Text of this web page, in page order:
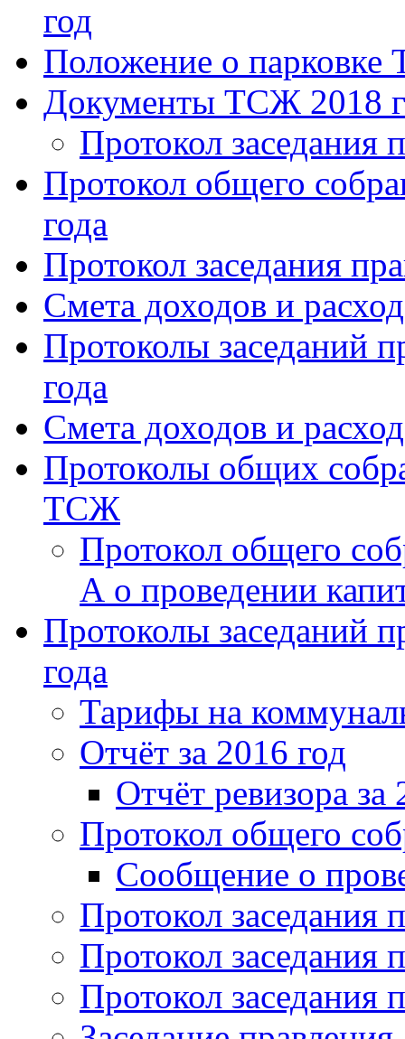
год
Положение о парковке
Документы ТСЖ 2018
Протокол заседания
Протокол общего
года
Протокол заседания
Смета доходов и
Протоколы заседаний
года
Смета доходов и
Протоколы общих
ТСЖ
Протокол общего
А о проведении
Протоколы заседаний
года
Тарифы на
Отчёт за 2016 год
Отчёт ревизора за
Протокол общего
Сообщение о
Протокол заседания
Протокол заседания
Протокол заседания